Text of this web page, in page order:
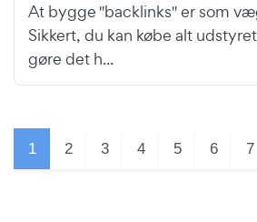
At bygge "backlinks" er som
Sikkert, du kan købe alt
gøre det h...
1 2 3 4 5 6 7